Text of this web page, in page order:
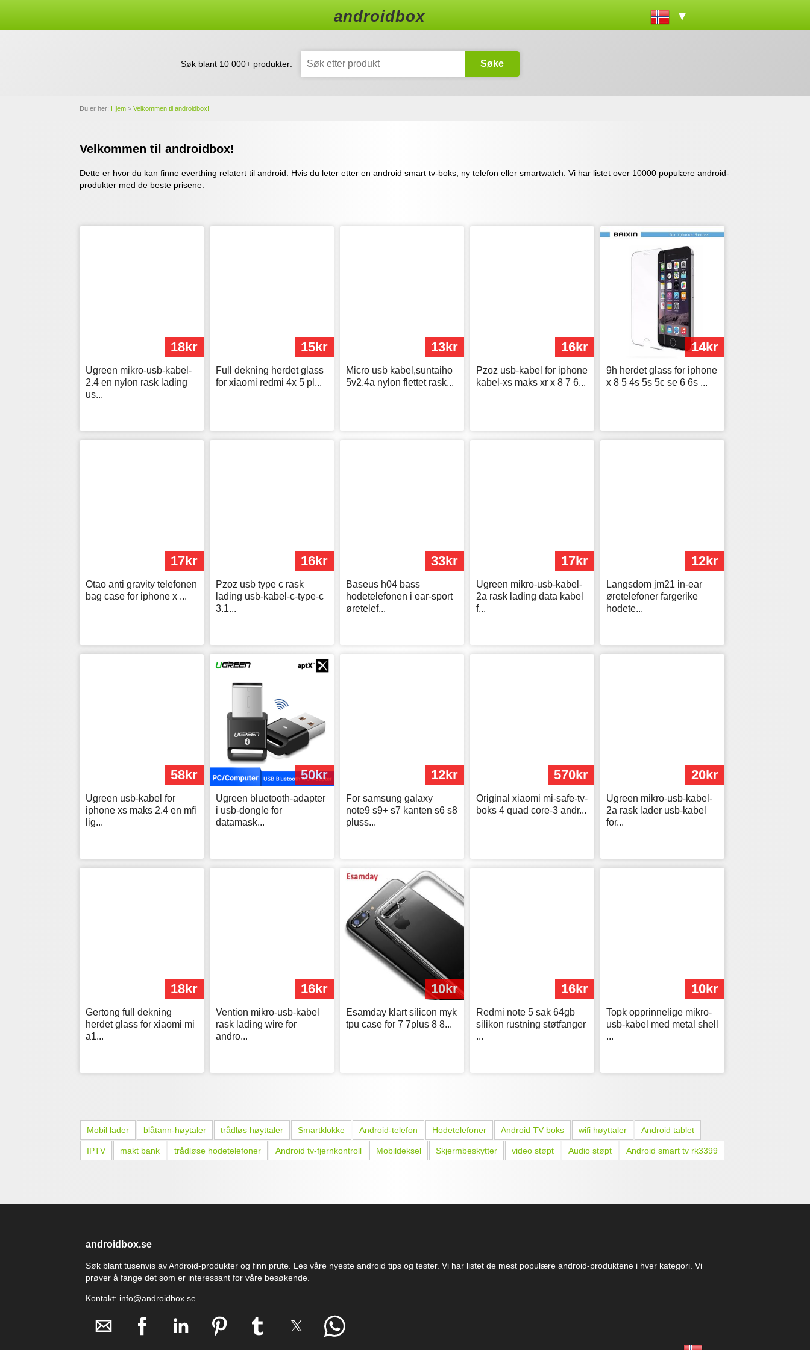
androidbox ▼
Søk blant 10 000+ produkter: Søke
Du er her: Hjem > Velkommen til androidbox!
Velkommen til androidbox!
Dette er hvor du kan finne everthing relatert til android. Hvis du leter etter en android smart tv-boks, ny telefon eller smartwatch. Vi har listet over 10000 populære android-
produkter med de beste prisene.
18kr
Ugreen mikro-usb-kabel-
2.4 en nylon rask lading
us...
15kr
Full dekning herdet glass
for xiaomi redmi 4x 5 pl...
13kr
Micro usb kabel,suntaiho
5v2.4a nylon flettet rask...
16kr
Pzoz usb-kabel for iphone
kabel-xs maks xr x 8 7 6...
14kr
9h herdet glass for iphone
x 8 5 4s 5s 5c se 6 6s ...
17kr
Otao anti gravity telefonen
bag case for iphone x ...
16kr
Pzoz usb type c rask
lading usb-kabel-c-type-c
3.1...
33kr
Baseus h04 bass
hodetelefonen i ear-sport
øretelef...
17kr
Ugreen mikro-usb-kabel-
2a rask lading data kabel
f...
12kr
Langsdom jm21 in-ear
øretelefoner fargerike
hodete...
58kr
Ugreen usb-kabel for
iphone xs maks 2.4 en mfi
lig...
50kr
Ugreen bluetooth-adapter
i usb-dongle for
datamask...
12kr
For samsung galaxy
note9 s9+ s7 kanten s6 s8
pluss...
570kr
Original xiaomi mi-safe-tv-
boks 4 quad core-3 andr...
20kr
Ugreen mikro-usb-kabel-
2a rask lader usb-kabel
for...
18kr
Gertong full dekning
herdet glass for xiaomi mi
a1...
16kr
Vention mikro-usb-kabel
rask lading wire for
andro...
10kr
Esamday klart silicon myk
tpu case for 7 7plus 8 8...
16kr
Redmi note 5 sak 64gb
silikon rustning støtfanger
...
10kr
Topk opprinnelige mikro-
usb-kabel med metal shell
...
Mobil lader blåtann-høytaler trådløs høyttaler Smartklokke Android-telefon Hodetelefoner Android TV boks wifi høyttaler Android tablet
IPTV makt bank trådløse hodetelefoner Android tv-fjernkontroll Mobildeksel Skjermbeskytter video støpt Audio støpt Android smart tv rk3399
androidbox.se
Søk blant tusenvis av Android-produkter og finn prute. Les våre nyeste android tips og tester. Vi har listet de mest populære android-produktene i hver kategori. Vi
prøver å fange det som er interessant for våre besøkende.
Kontakt: info@androidbox.se